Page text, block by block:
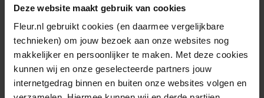
Deze website maakt gebruik van cookies
Fleur.nl gebruikt cookies (en daarmee vergelijkbare
technieken) om jouw bezoek aan onze websites nog
makkelijker en persoonlijker te maken. Met deze cookies
kunnen wij en onze geselecteerde partners jouw
internetgedrag binnen en buiten onze websites volgen en
Standplaats
omschrijving
Groeit het beste bij veel licht en zon;
verdraagt ook lichte halfschaduw
Bewateren Gemiddeld
Bewateren
omschrijving
Laat de potgrond opdrogen voordat je
opnieuw water geeft; de stam slaat water